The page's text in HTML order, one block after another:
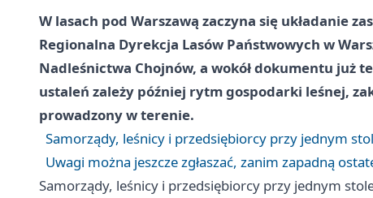
W lasach pod Warszawą zaczyna się układanie
Regionalna Dyrekcja Lasów Państwowych w
Nadleśnictwa Chojnów, a wokół dokumentu już
ustaleń zależy później rytm gospodarki leśnej,
prowadzony w terenie.
Samorządy, leśnicy i przedsiębiorcy przy jednym
Uwagi można jeszcze zgłaszać, zanim zapadną
Samorządy, leśnicy i przedsiębiorcy przy jednym